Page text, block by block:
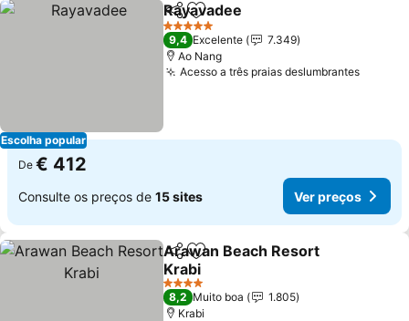
Escolha popular
PartilharAdicionar aos favoritos
Rayavadee
5 Estrelas
9,4 Excelente
7.349
Ao Nang
Acesso a três praias deslumbrantesVer
De € 412
Consulte os preços de 15 sites Ver preços
PartilharAdicionar aos favoritos
Arawan Beach Resort
Krabi
Ver preços
4 Estrelas
8,2 Muito boa
1.805
Krabi